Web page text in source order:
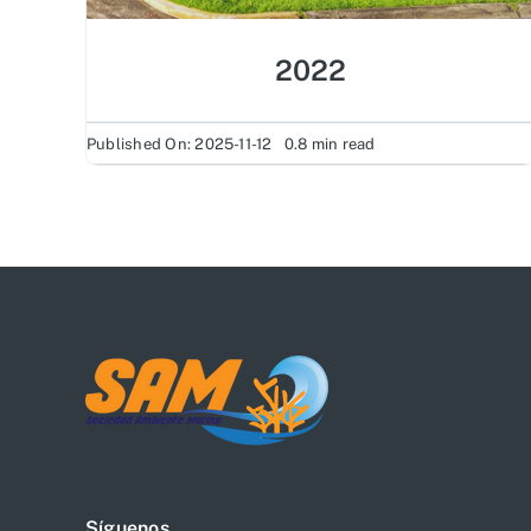
2022
Published On: 2025-11-12 0.8 min read